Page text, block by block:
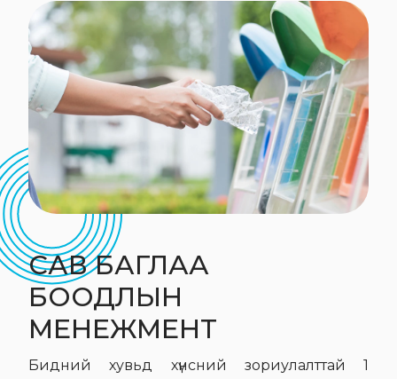
САВ БАГЛАА
БООДЛЫН
МЕНЕЖМЕНТ
Бидний хувьд хүнсний зориулалттай 1